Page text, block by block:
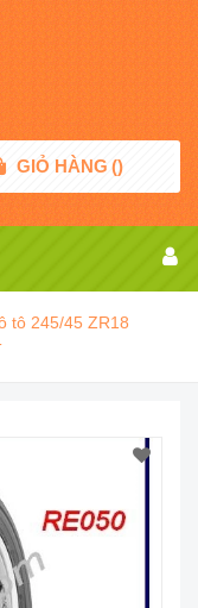
GIỎ HÀNG ()
tô 245/45 ZR18